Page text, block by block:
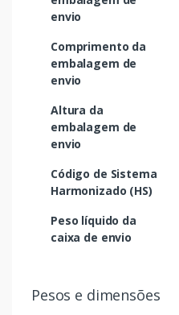
envio
Comprimento da
embalagem de
envio
Altura da
embalagem de
envio
Código de Sistema
Harmonizado (HS)
Peso líquido da
caixa de envio
Pesos e dimensões